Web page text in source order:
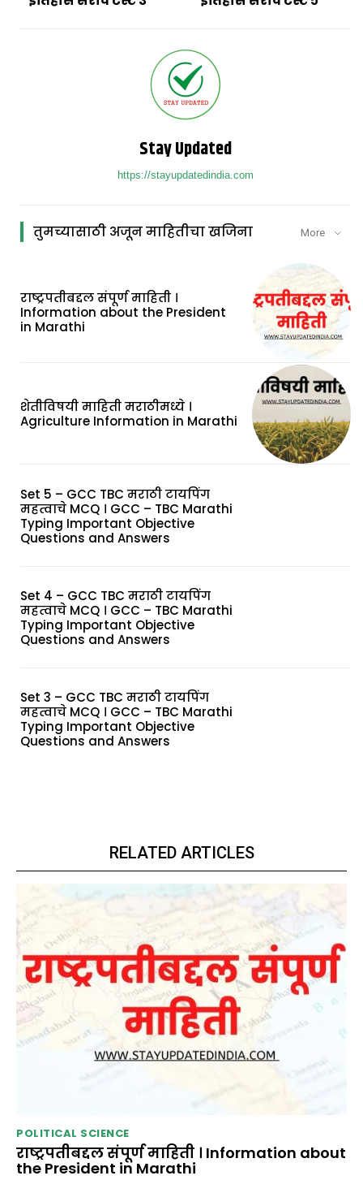
Stay Updated
https://stayupdatedindia.com
तुमच्यासाठी अजून माहितीचा खजिना More
राष्ट्रपतीबद्दल संपूर्ण माहिती ।
Information about the President
in Marathi
शेतीविषयी माहिती मराठीमध्ये ।
Agriculture Information in Marathi
Set 5 – GCC TBC मराठी टायपिंग
महत्वाचे MCQ । GCC – TBC Marathi
Typing Important Objective
Questions and Answers
Set 4 – GCC TBC मराठी टायपिंग
महत्वाचे MCQ । GCC – TBC Marathi
Typing Important Objective
Questions and Answers
Set 3 – GCC TBC मराठी टायपिंग
महत्वाचे MCQ । GCC – TBC Marathi
Typing Important Objective
Questions and Answers
RELATED ARTICLES
POLITICAL SCIENCE
राष्ट्रपतीबद्दल संपूर्ण माहिती । Information about
the President in Marathi